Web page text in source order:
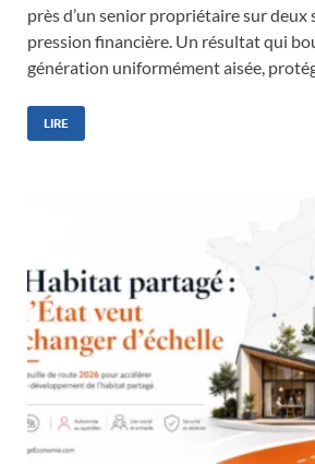
près d’un senior propriétaire sur deux
pression financière. Un résultat qui
génération uniformément aisée,
LIRE